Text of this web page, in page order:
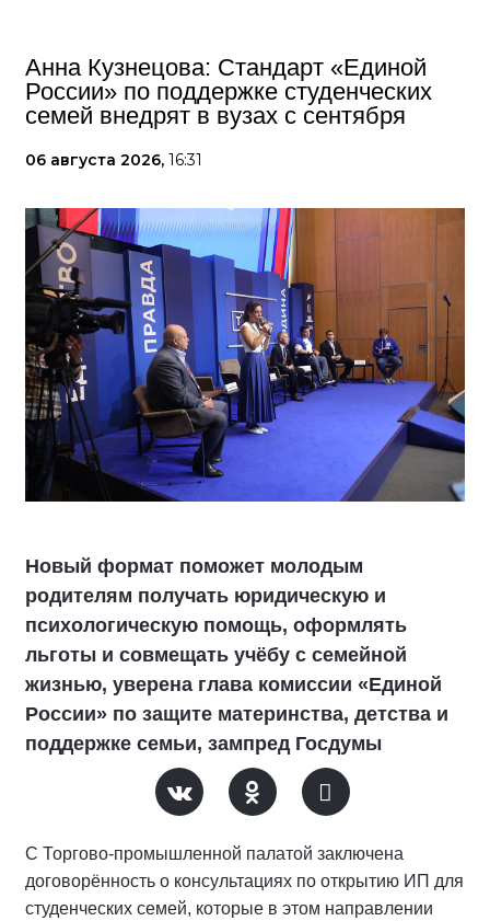
Анна Кузнецова: Стандарт «Единой
России» по поддержке студенческих
семей внедрят в вузах с сентября
06 августа 2026, 16:31
Новый формат поможет молодым
родителям получать юридическую и
психологическую помощь, оформлять
льготы и совмещать учёбу с семейной
жизнью, уверена глава комиссии «Единой
России» по защите материнства, детства и
поддержке семьи, зампред Госдумы
С Торгово-промышленной палатой заключена
договорённость о консультациях по открытию ИП для
студенческих семей, которые в этом направлении